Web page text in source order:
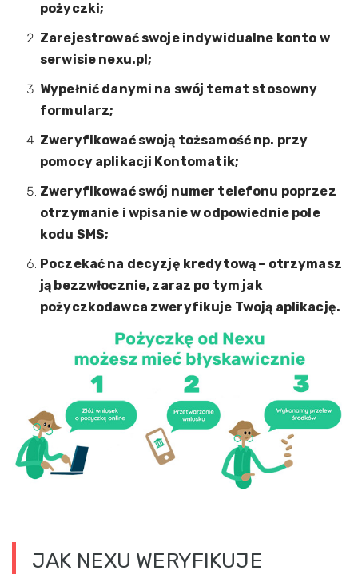
pożyczki;
Zarejestrować swoje indywidualne konto w
serwisie nexu.pl;
Wypełnić danymi na swój temat stosowny
formularz;
Zweryfikować swoją tożsamość np. przy
pomocy aplikacji Kontomatik;
Zweryfikować swój numer telefonu poprzez
otrzymanie i wpisanie w odpowiednie pole
kodu SMS;
Poczekać na decyzję kredytową – otrzymasz
ją bezzwłocznie, zaraz po tym jak
pożyczkodawca zweryfikuje Twoją aplikację.
JAK NEXU WERYFIKUJE